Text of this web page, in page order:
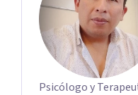
Psicólogo y